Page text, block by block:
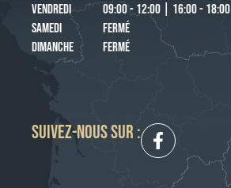
VENDREDI
09:00 - 12:00 | 16:00 - 18:00
SAMEDI
FERMÉ
DIMANCHE
FERMÉ
SUIVEZ-NOUS SUR :